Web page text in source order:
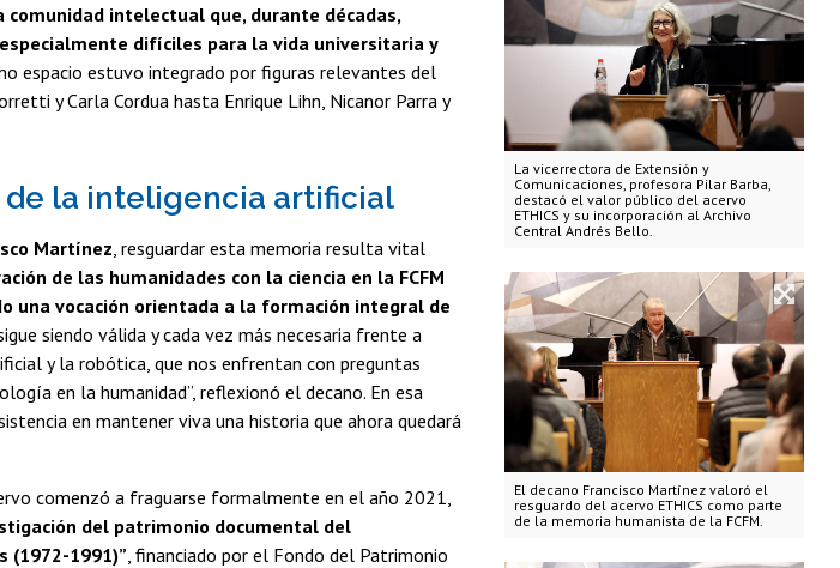
La vicerrectora de Extensión y
Comunicaciones, profesora Pilar Barba,
destacó el valor público del acervo
ETHICS y su incorporación al Archivo
Central Andrés Bello.
El decano Francisco Martínez valoró el
resguardo del acervo ETHICS como parte
de la memoria humanista de la FCFM.
comunidad intelectual que, durante décadas,
difíciles para la vida universitaria y
espacio estuvo integrado por figuras relevantes del
y Carla Cordua hasta Enrique Lihn, Nicanor Parra y
de la inteligencia artificial
Martínez , resguardar esta memoria resulta vital
de las humanidades con la ciencia en la FCFM
una vocación orientada a la formación integral de
siendo válida y cada vez más necesaria frente a
y la robótica, que nos enfrentan con preguntas
en la humanidad”, reflexionó el decano. En esa
en mantener viva una historia que ahora quedará
comenzó a fraguarse formalmente en el año 2021,
del patrimonio documental del
(1972-1991)” , financiado por el Fondo del Patrimonio